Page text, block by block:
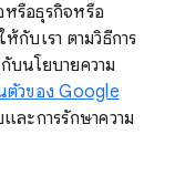
รือธุรกิจหรือ
กับเรา ตามวิธีการ
บนโยบายความ
ตัวของ Google
ละการรักษาความ